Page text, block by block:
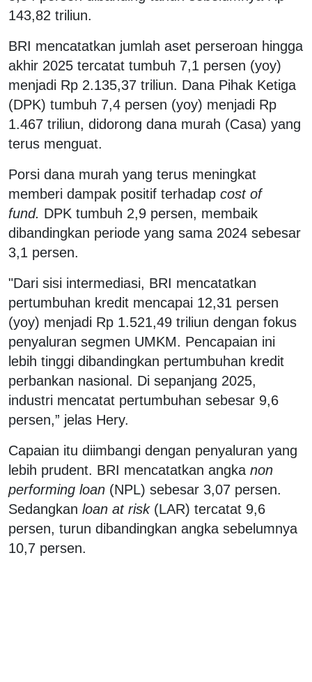
143,82 triliun.
BRI mencatatkan jumlah aset perseroan hingga
akhir 2025 tercatat tumbuh 7,1 persen (yoy)
menjadi Rp 2.135,37 triliun. Dana Pihak Ketiga
(DPK) tumbuh 7,4 persen (yoy) menjadi Rp
1.467 triliun, didorong dana murah (Casa) yang
terus menguat.
Porsi dana murah yang terus meningkat
memberi dampak positif terhadap cost of
fund. DPK tumbuh 2,9 persen, membaik
dibandingkan periode yang sama 2024 sebesar
3,1 persen.
"Dari sisi intermediasi, BRI mencatatkan
pertumbuhan kredit mencapai 12,31 persen
(yoy) menjadi Rp 1.521,49 triliun dengan fokus
penyaluran segmen UMKM. Pencapaian ini
lebih tinggi dibandingkan pertumbuhan kredit
perbankan nasional. Di sepanjang 2025,
industri mencatat pertumbuhan sebesar 9,6
persen,” jelas Hery.
Capaian itu diimbangi dengan penyaluran yang
lebih prudent. BRI mencatatkan angka non
performing loan (NPL) sebesar 3,07 persen.
Sedangkan loan at risk(LAR) tercatat 9,6
persen, turun dibandingkan angka sebelumnya
10,7 persen.